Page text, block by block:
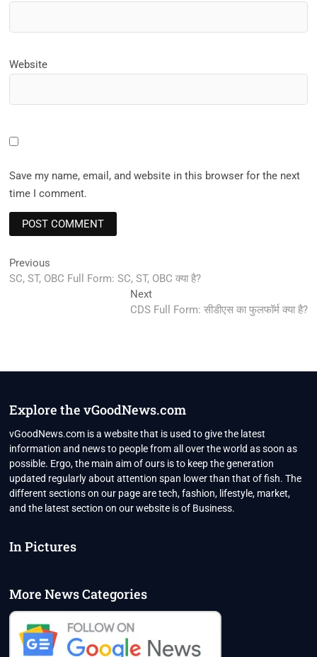
Website
Save my name, email, and website in this browser for the next
time I comment.
Post
navigation
Previous
post:
SC, ST, OBC Full Form: SC, ST, OBC क्या है?
NextNext
post:
CDS Full Form: सीडीएस का फुलफॉर्म क्या है?
Explore the vGoodNews.com
vGoodNews.com is a website that is used to give the latest
information and news to people from all over the world as soon as
possible. Ergo, the main aim of ours is to keep the generation
updated regularly about attention span lower than that of fish. The
different sections on our page are tech, fashion, lifestyle, market,
and the latest section on our website is of Business.
In Pictures
More News Categories